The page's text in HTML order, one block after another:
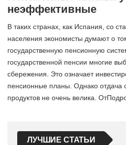
неэффективные
В таких странах, как Испания, со
населения экономисты думают о
государственную пенсионную
государственной пенсии многие
сбережения. Это означает
пенсионные планы. Однако отдача
продуктов не очень велика.
ЛУЧШИЕ СТАТЬИ